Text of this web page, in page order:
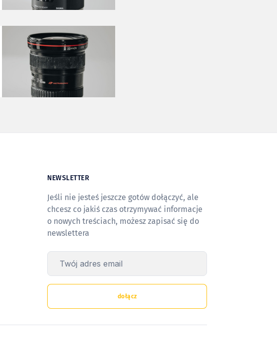
NEWSLETTER
Jeśli nie jesteś jeszcze gotów dołączyć, ale
chcesz co jakiś czas otrzymywać informacje
o nowych treściach, możesz zapisać się do
newslettera
dołącz